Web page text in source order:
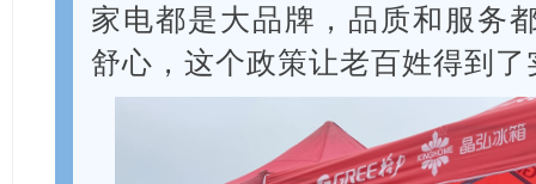
家电都是大品牌，品质和服务
舒心，这个政策让老百姓得到